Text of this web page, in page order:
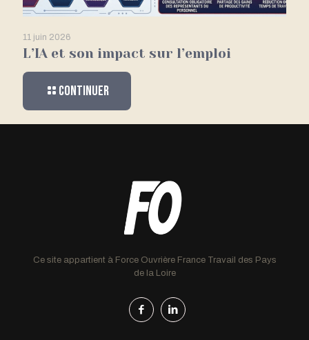
11 juin 2026
L’IA et son impact sur l’emploi
Continuer
Ce site appartient à Force Ouvrière France Travail des Pays
de la Loire